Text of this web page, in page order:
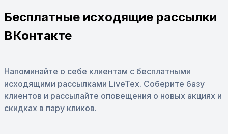
Бесплатные исходящие рассылки
ВКонтакте
Напоминайте о себе клиентам с бесплатными
исходящими рассылками LiveTex. Соберите базу
клиентов и рассылайте оповещения о новых акциях и
скидках в пару кликов.